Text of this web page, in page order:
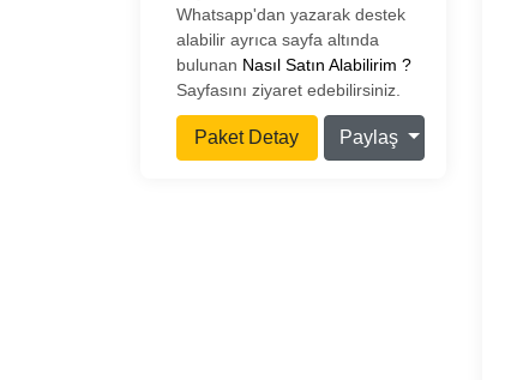
Whatsapp'dan yazarak destek
alabilir ayrıca sayfa altında
bulunan Nasıl Satın Alabilirim ?
Sayfasını ziyaret edebilirsiniz.
Paket Detay Paylaş